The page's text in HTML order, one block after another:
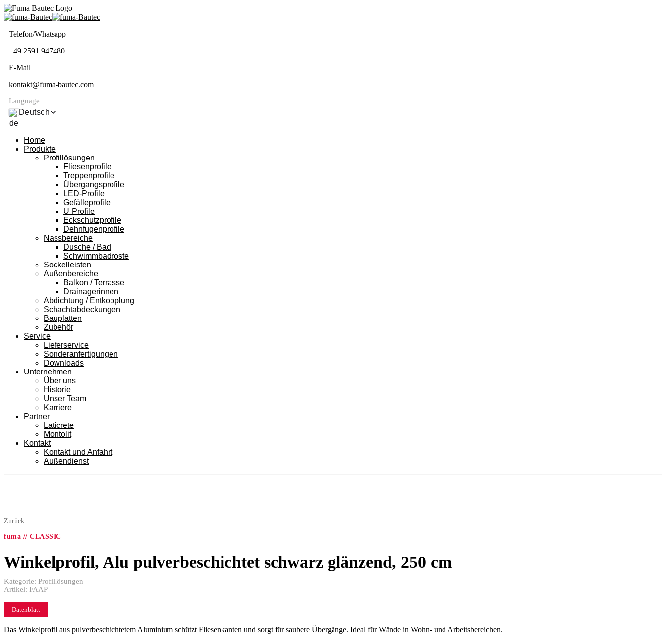
Telefon/Whatsapp
+49 2591 947480
E-Mail
kontakt@fuma-bautec.com
Language
Deutsch
Home
Produkte
Profillösungen
Fliesenprofile
Treppenprofile
Übergangsprofile
LED-Profile
Gefälleprofile
U-Profile
Eckschutzprofile
Dehnfugenprofile
Nassbereiche
Dusche / Bad
Schwimmbadroste
Sockelleisten
Außenbereiche
Balkon / Terrasse
Drainagerinnen
Abdichtung / Entkopplung
Schachtabdeckungen
Bauplatten
Zubehör
Service
Lieferservice
Sonderanfertigungen
Downloads
Unternehmen
Über uns
Historie
Unser Team
Karriere
Partner
Laticrete
Montolit
Kontakt
Kontakt und Anfahrt
Außendienst
Zurück
fuma // CLASSIC
Winkelprofil, Alu pulverbeschichtet schwarz glänzend, 250 cm
Kategorie: Profillösungen
Artikel: FAAP
Datenblatt
Das Winkelprofil aus pulverbeschichtetem Aluminium schützt Fliesenkanten und sorgt für saubere Übergänge. Ideal für Wände in Wohn- und Arbeitsbereichen.